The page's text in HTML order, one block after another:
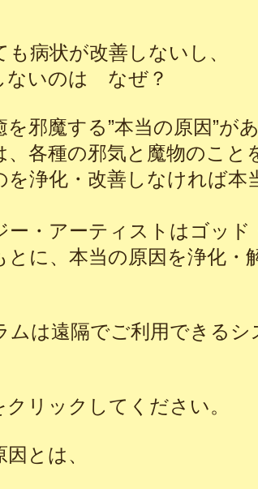
も病状が改善しないし、
ないのは なぜ？
邪魔する”本当の原因”が
、各種の邪気と魔物のこと
を浄化・改善しなければ本
ー・アーティストはゴッド
とに、本当の原因を浄化・
ムは遠隔でご利用できるシ
リックしてください。
とは、